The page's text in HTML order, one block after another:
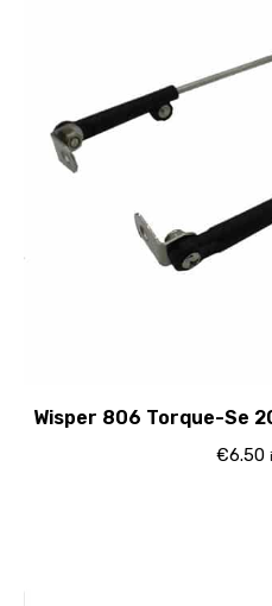
Wisper 806 Torque-Se
€6.50